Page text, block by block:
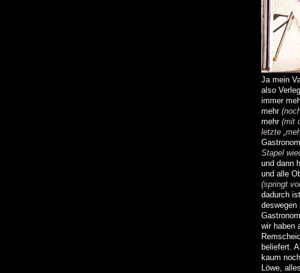
Ja mein
also
immer
mehr
mehr(mit
letzte
Stapel
und dann
und alle
(springt
dadurch
deswegen
wir haben
beliefert.
kaum
Löwe,